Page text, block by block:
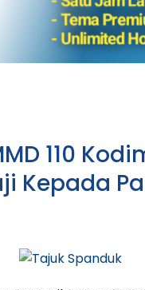
110
Kepada